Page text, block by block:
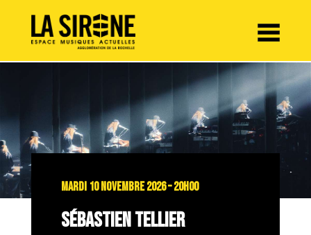
MARDI 10 NOVEMBRE 2026 – 20H00
SÉBASTIEN TELLIER